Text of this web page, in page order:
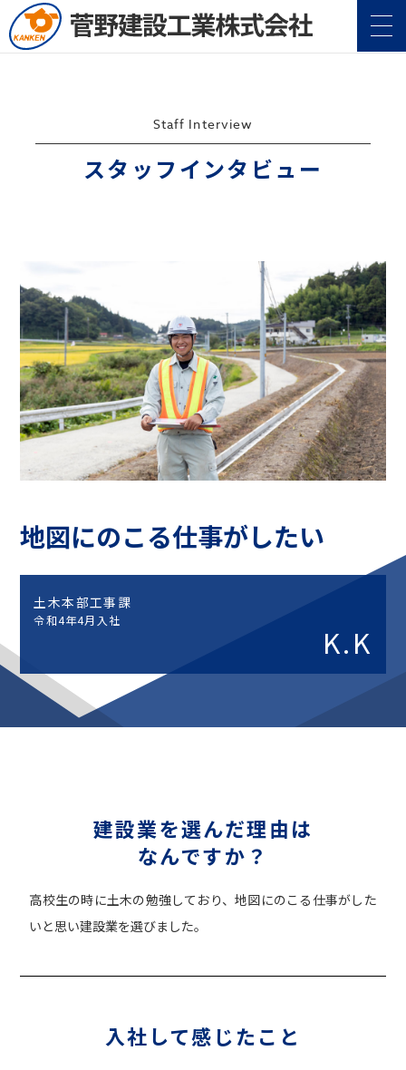
Service 事業案内
Construction 施工実績
CSR 地域・社会貢献
Topics 社内活動
お知らせ 広報誌 最新技術の革新
Staff Interview
スタッフインタビュー
地図にのこる仕事がしたい
土木本部工事課
令和4年4月入社
K.K
建設業を選んだ理由は
なんですか？
高校生の時に土木の勉強しており、地図にのこる仕事がした
いと思い建設業を選びました。
入社して感じたこと